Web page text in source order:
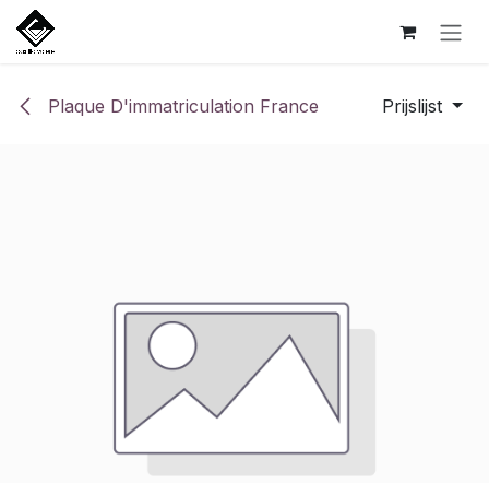
Overslaan naar inhoud
Plaque D'immatriculation France Prijslijst